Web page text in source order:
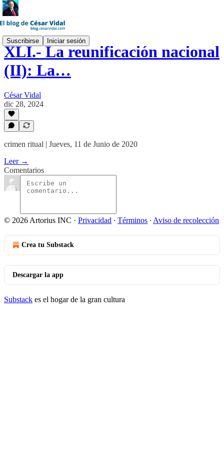
Suscribirse Iniciar sesión
XLI.- La reunificación nacional
(II): La…
César Vidal
dic 28, 2024
crimen ritual | Jueves, 11 de Junio de 2020
Leer →
Comentarios
© 2026 Artorius INC · Privacidad ∙ Términos ∙ Aviso de recolección
Crea tu Substack
Descargar la app
Substack es el hogar de la gran cultura